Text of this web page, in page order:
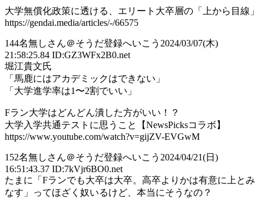
大学無償化政策に透ける、エリート大卒層の「上から目線」
https://gendai.media/articles/-/66575
144名無しさん＠そうだ登録へいこう 2024/03/07(木)
21:58:25.84 ID:GZ3WFx2B0.net
堀江貴文氏
「馬鹿にはアカデミックはできない」
「大学進学率は1〜2割でいい」
Fラン大学はどんどん潰した方がいい！？
大学入学共通テストに思うこと【NewsPicksコラボ】
https://www.youtube.com/watch?v=gijZV-EVGwM
152名無しさん＠そうだ登録へいこう 2024/04/21(日)
16:51:43.37 ID:7kVjr6BO0.net
たまに「Fランでも大卒は大卒。高卒よりかは有意に上とみ
なす」ってほざく奴いるけど、本当にそうなの？